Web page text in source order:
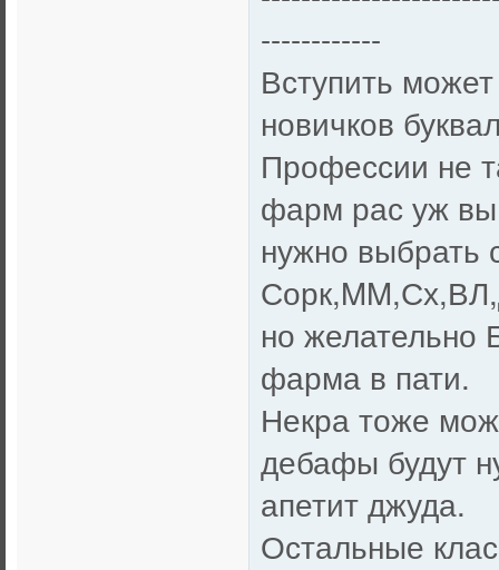
------------
Вступить
новичков
Профессии не
фарм рас уж вы
нужно выбрать
но
фарма в пати.
Некра тоже
дебафы будут
апетит джуда.
Остальные